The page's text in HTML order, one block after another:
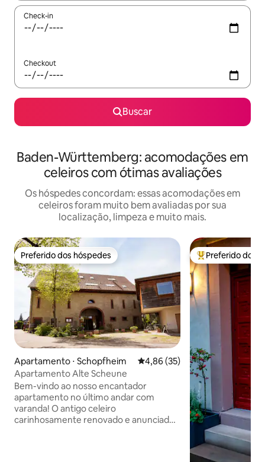
Check-in
Checkout
Buscar
Baden-Württemberg: acomodações em
celeiros com ótimas avaliações
Os hóspedes concordam: essas acomodações em
celeiros foram muito bem avaliadas por sua
localização, limpeza e muito mais.
Preferido dos hóspedes
Preferido dos hóspedes
Apartamento ⋅ Schopfheim 4,86 de uma avaliação média
4,86 (35)
Apartamento Alte Scheune
Bem-vindo ao nosso encantador
apartamento no último andar com
varanda! O antigo celeiro
carinhosamente renovado e anunciado
Entre os
Preferido dos